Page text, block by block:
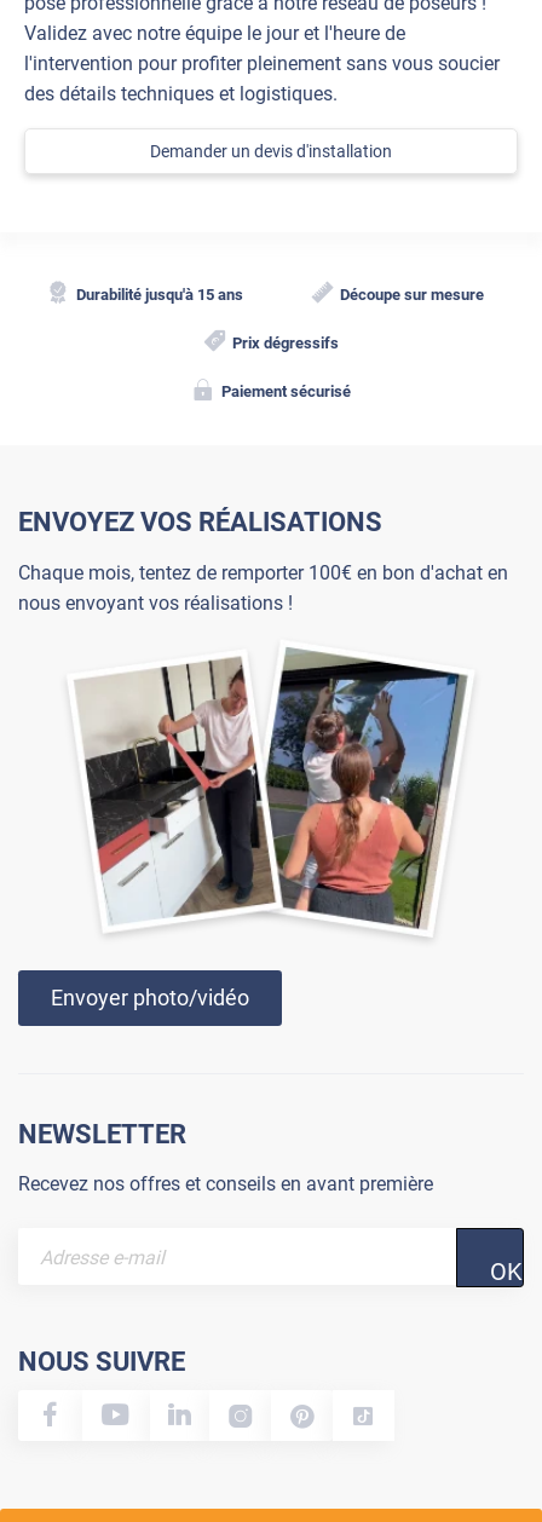
Validez avec notre équipe le jour et l'heure de
l'intervention pour profiter pleinement sans vous soucier
des détails techniques et logistiques.
Demander un devis d'installation
Durabilité jusqu'à 15 ans Découpe sur mesure
Prix dégressifs
Paiement sécurisé
ENVOYEZ VOS RÉALISATIONS
Chaque mois, tentez de remporter 100€ en bon d'achat en
nous envoyant vos réalisations !
Envoyer photo/vidéo
NEWSLETTER
Recevez nos offres et conseils en avant première
OK
NOUS SUIVRE